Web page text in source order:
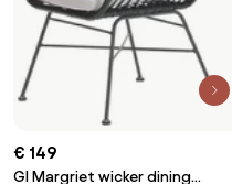
€ 149
GI Margriet wicker dining